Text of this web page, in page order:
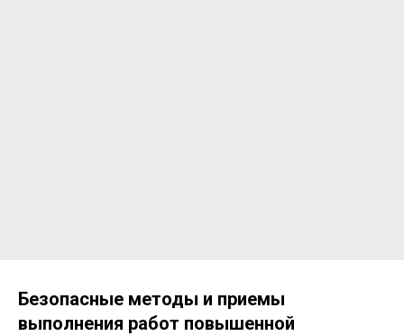
Безопасные методы и приемы
выполнения работ повышенной